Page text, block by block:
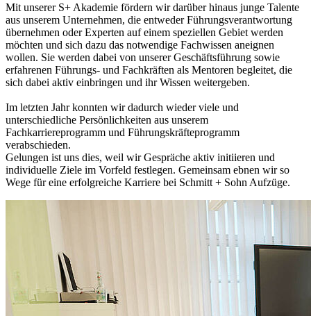
Mit unserer S+ Akademie fördern wir darüber hinaus junge Talente
aus unserem Unternehmen, die entweder Führungsverantwortung
übernehmen oder Experten auf einem speziellen Gebiet werden
möchten und sich dazu das notwendige Fachwissen aneignen
wollen. Sie werden dabei von unserer Geschäftsführung sowie
erfahrenen Führungs- und Fachkräften als Mentoren begleitet, die
sich dabei aktiv einbringen und ihr Wissen weitergeben.
Im letzten Jahr konnten wir dadurch wieder viele und
unterschiedliche Persönlichkeiten aus unserem
Fachkarriereprogramm und Führungskräfteprogramm
verabschieden.
Gelungen ist uns dies, weil wir Gespräche aktiv initiieren und
individuelle Ziele im Vorfeld festlegen. Gemeinsam ebnen wir so
Wege für eine erfolgreiche Karriere bei Schmitt + Sohn Aufzüge.